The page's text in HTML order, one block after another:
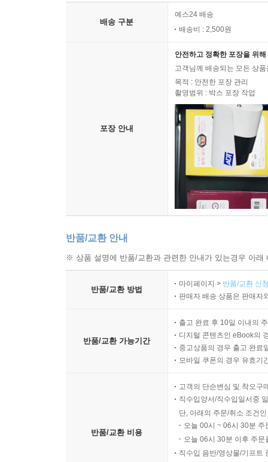
배송 구분
예스24 배송
배송비 : 2,500원
포장 안내
안전하고 정확한 포장을 위
고객님께 배송되는 모든 상
목적 : 안전한 포장 관리
촬영범위 : 박스 포장 작업
반품/교환 안내
※ 상품 설명에 반품/교환과 관련한 안내가 있는경우 아
반품/교환 방법
마이페이지 > 반품/교환 신
판매자 배송 상품은 판매자
반품/교환 가능기간
출고 완료 후 10일 이내의
디지털 콘텐츠인 eBook의
중고상품의 경우 출고 완료
모바일 쿠폰의 경우 유효기
반품/교환 비용
고객의 단순변심 및 착오구
직수입양서/직수입일서중
단, 아래의 주문/취소 조건
오늘 00시 ~ 06시 30분
오늘 06시 30분 이후 주
직수입 음반/영상물/기프트